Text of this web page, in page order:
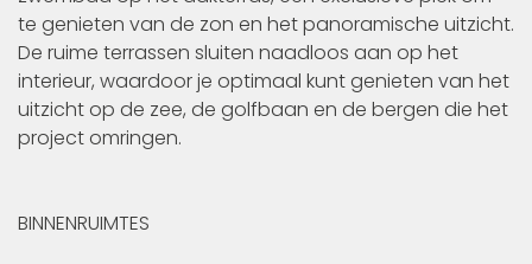
te genieten van de zon en het panoramische uitzicht.
De ruime terrassen sluiten naadloos aan op het
interieur, waardoor je optimaal kunt genieten van het
uitzicht op de zee, de golfbaan en de bergen die het
project omringen.
BINNENRUIMTES